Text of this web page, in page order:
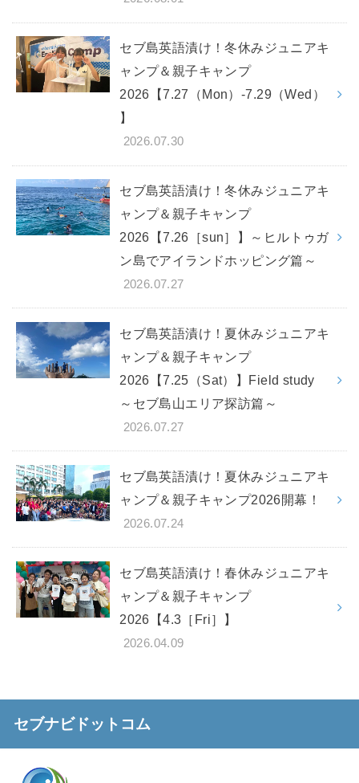
セブ島英語漬け！冬休みジュニアキ
ャンプ＆親子キャンプ
2026【7.27（Mon）-7.29（Wed）
】
2026.07.30
セブ島英語漬け！冬休みジュニアキ
ャンプ＆親子キャンプ
2026【7.26［sun］】～ヒルトゥガ
ン島でアイランドホッピング篇～
2026.07.27
セブ島英語漬け！夏休みジュニアキ
ャンプ＆親子キャンプ
2026【7.25（Sat）】Field study
～セブ島山エリア探訪篇～
2026.07.27
セブ島英語漬け！夏休みジュニアキ
ャンプ＆親子キャンプ2026開幕！
2026.07.24
セブ島英語漬け！春休みジュニアキ
ャンプ＆親子キャンプ
2026【4.3［Fri］】
2026.04.09
セブナビドットコム